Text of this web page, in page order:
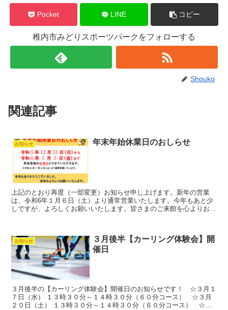
Pocket LINE コピー
稚内市みどりスポーツパークをフォローする
Shouko
関連記事
お知らせ 年末年始休業日のおしらせ
上記のとおり再度（一部変更）お知らせ申し上げます。新年の営業
は、令和6年１月６日（土）より通常営業いたします。今年もあと少
しですが、よろしくお願いいたします。皆さまのご来館を心よりお待
お知らせ
３月後半【カーリング体験会】開
催日
３月後半の【カーリング体験会】開催日のお知らせです！ ☆３月１
７日（水） １３時３０分～１４時３０分（６０分コース） ☆３月
２０日（土） １３時３０分～１４時３０分（６０分コース） ☆３